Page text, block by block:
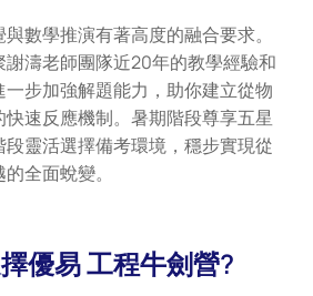
數學推演有著高度的融合要求。
濤老師團隊近20年的教學經驗和
步加強解題能力，助你建立從物
速反應機制。暑期階段尊享五星
靈活選擇備考環境，穩步實現從
全面蛻變。
優易 工程牛劍營?